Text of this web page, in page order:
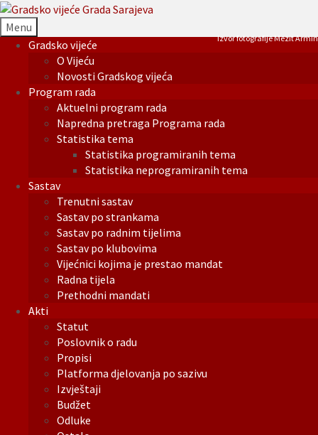
Menu
Gradsko vijeće
O Vijeću
Novosti Gradskog vijeća
Program rada
Aktuelni program rada
Napredna pretraga Programa rada
Statistika tema
Statistika programiranih tema
Statistika neprogramiranih tema
Sastav
Trenutni sastav
Sastav po strankama
Sastav po radnim tijelima
Sastav po klubovima
Vijećnici kojima je prestao mandat
Radna tijela
Prethodni mandati
Akti
Statut
Poslovnik o radu
Propisi
Platforma djelovanja po sazivu
Izvještaji
Budžet
Odluke
Izvor fotografije Mezit Armin